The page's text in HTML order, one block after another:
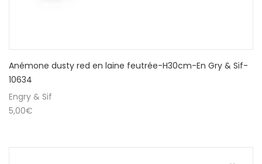
Anémone dusty red en laine feutrée-H30cm-En Gry & Sif-
10634
Engry & Sif
5,00€